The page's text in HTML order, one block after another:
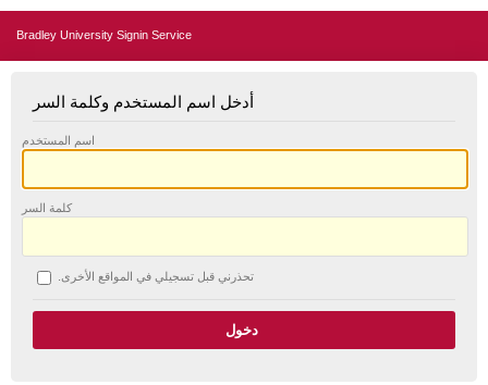
Bradley University Signin Service
أدخل اسم المستخدم وكلمة السر
اسم المستخدم
كلمة السر
تحذرني قبل تسجيلي في المواقع الأخرى.